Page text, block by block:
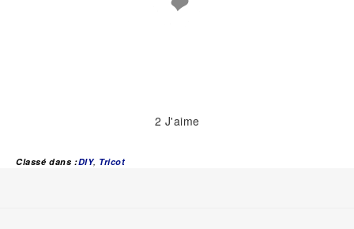
2 J'aime
Classé dans :DIY, Tricot